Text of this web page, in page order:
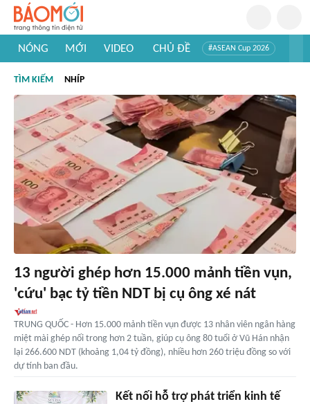
NÓNG MỚI VIDEO CHỦ ĐỀ #ASEAN Cup 2026
#Khám phá thế giới
TÌM KIẾM NHÍP
13 người ghép hơn 15.000 mảnh tiền vụn,
'cứu' bạc tỷ tiền NDT bị cụ ông xé nát
TRUNG QUỐC - Hơn 15.000 mảnh tiền vụn được 13 nhân viên ngân hàng
miệt mài ghép nối trong hơn 2 tuần, giúp cụ ông 80 tuổi ở Vũ Hán nhận
lại 266.600 NDT (khoảng 1,04 tỷ đồng), nhiều hơn 260 triệu đồng so với
dự tính ban đầu.
Kết nối hỗ trợ phát triển kinh tế